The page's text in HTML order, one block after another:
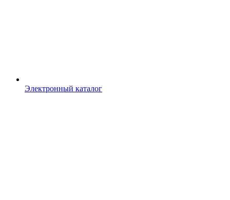
Электронный каталог